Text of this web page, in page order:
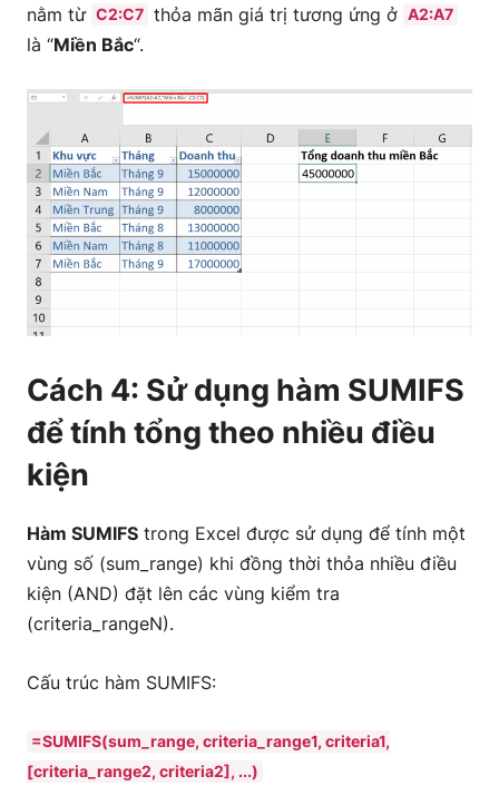
nằm từ C2:C7 thỏa mãn giá trị tương ứng ở A2:A7
là “Miền Bắc“.
Cách 4: Sử dụng hàm SUMIFS
để tính tổng theo nhiều điều
kiện
Hàm SUMIFS trong Excel được sử dụng để tính một
vùng số (sum_range) khi đồng thời thỏa nhiều điều
kiện (AND) đặt lên các vùng kiểm tra
(criteria_rangeN).
Cấu trúc hàm SUMIFS:
=SUMIFS(sum_range, criteria_range1, criteria1,
[criteria_range2, criteria2], ...)